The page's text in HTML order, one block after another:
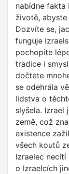
nabídne fakta
životě,
Dozvíte se,
funguje
pochopíte
tradice i
dočtete
se odehrála
lidstva o
slyšela. Izrael
země, což
existence
všech koutů
Izraelec
o Izraelcích